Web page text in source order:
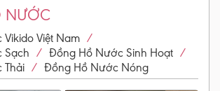
NƯỚC
Việt Nam /
Sạch / Đồng Hồ Nước Sinh Hoạt /
Thải / Đồng Hồ Nước Nóng